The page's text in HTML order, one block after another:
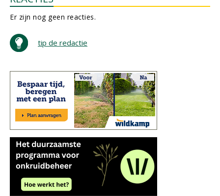
Er zijn nog geen reacties.
tip de redactie